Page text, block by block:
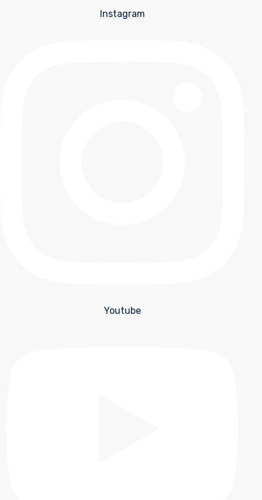
Instagram
Youtube